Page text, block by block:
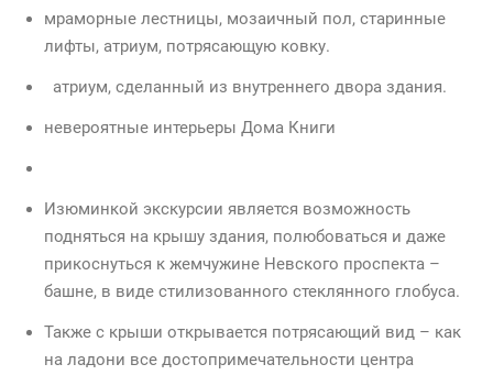
мраморные лестницы, мозаичный пол, старинные
лифты, атриум, потрясающую ковку.
атриум, сделанный из внутреннего двора здания.
невероятные интерьеры Дома Книги
Изюминкой экскурсии является возможность
подняться на крышу здания, полюбоваться и даже
прикоснуться к жемчужине Невского проспекта –
башне, в виде стилизованного стеклянного глобуса.
Также с крыши открывается потрясающий вид – как
на ладони все достопримечательности центра